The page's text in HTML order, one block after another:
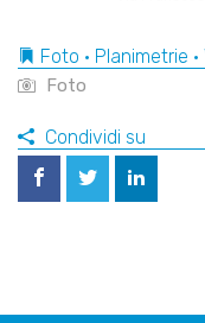
Foto • Planimetrie •
Foto
Condividi su